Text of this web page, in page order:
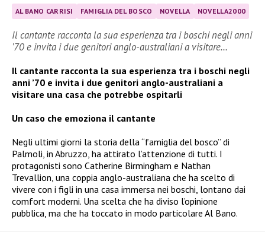
AL BANO CARRISI FAMIGLIA DEL BOSCO NOVELLA NOVELLA2000
Il cantante racconta la sua esperienza tra i boschi negli anni
’70 e invita i due genitori anglo-australiani a visitare…
Il cantante racconta la sua esperienza tra i boschi negli
anni ’70 e invita i due genitori anglo-australiani a
visitare una casa che potrebbe ospitarli
Un caso che emoziona il cantante
Negli ultimi giorni la storia della “famiglia del bosco” di
Palmoli, in Abruzzo, ha attirato l’attenzione di tutti. I
protagonisti sono Catherine Birmingham e Nathan
Trevallion, una coppia anglo-australiana che ha scelto di
vivere con i figli in una casa immersa nei boschi, lontano dai
comfort moderni. Una scelta che ha diviso l’opinione
pubblica, ma che ha toccato in modo particolare Al Bano.